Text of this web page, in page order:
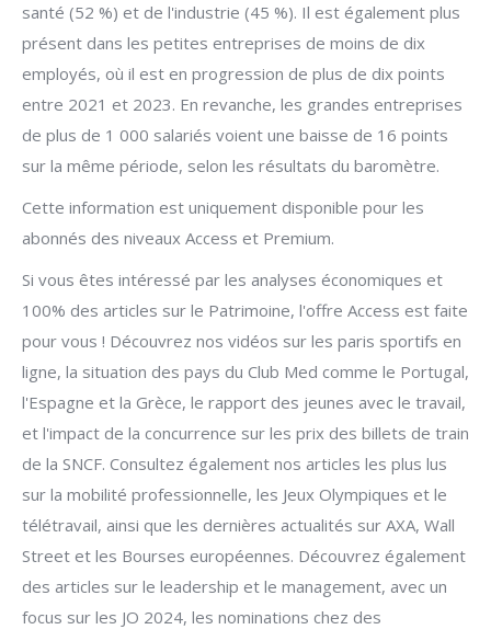
santé (52 %) et de l'industrie (45 %). Il est également plus
présent dans les petites entreprises de moins de dix
employés, où il est en progression de plus de dix points
entre 2021 et 2023. En revanche, les grandes entreprises
de plus de 1 000 salariés voient une baisse de 16 points
sur la même période, selon les résultats du baromètre.
Cette information est uniquement disponible pour les
abonnés des niveaux Access et Premium.
Si vous êtes intéressé par les analyses économiques et
100% des articles sur le Patrimoine, l'offre Access est faite
pour vous ! Découvrez nos vidéos sur les paris sportifs en
ligne, la situation des pays du Club Med comme le Portugal,
l'Espagne et la Grèce, le rapport des jeunes avec le travail,
et l'impact de la concurrence sur les prix des billets de train
de la SNCF. Consultez également nos articles les plus lus
sur la mobilité professionnelle, les Jeux Olympiques et le
télétravail, ainsi que les dernières actualités sur AXA, Wall
Street et les Bourses européennes. Découvrez également
des articles sur le leadership et le management, avec un
focus sur les JO 2024, les nominations chez des